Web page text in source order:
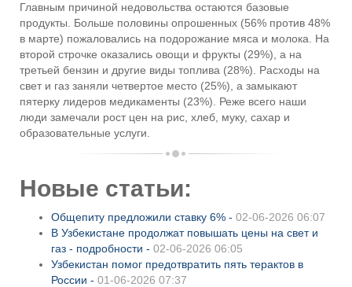
Главным причиной недовольства остаются базовые
продукты. Больше половины опрошенных (56% против 48%
в марте) пожаловались на подорожание мяса и молока. На
второй строчке оказались овощи и фрукты (29%), а на
третьей бензин и другие виды топлива (28%). Расходы на
свет и газ заняли четвертое место (25%), а замыкают
пятерку лидеров медикаменты (23%). Реже всего наши
люди замечали рост цен на рис, хлеб, муку, сахар и
образовательные услуги.
Новые статьи:
Общепиту предложили ставку 6% - 02-06-2026 06:07
В Узбекистане продолжат повышать цены на свет и
газ - подробности - 02-06-2026 06:05
Узбекистан помог предотвратить пять терактов в
России - 01-06-2026 07:37